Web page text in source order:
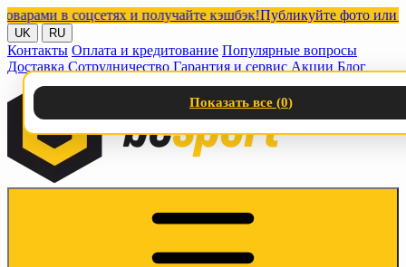
в соцсетях и получайте кэшбэк!Публикуйте фото или
UK RU
Контакты Оплата и кредитование Популярные вопросы
Доставка Сотрудничество Гарантия и сервис Акции Блог
Показать все (0)